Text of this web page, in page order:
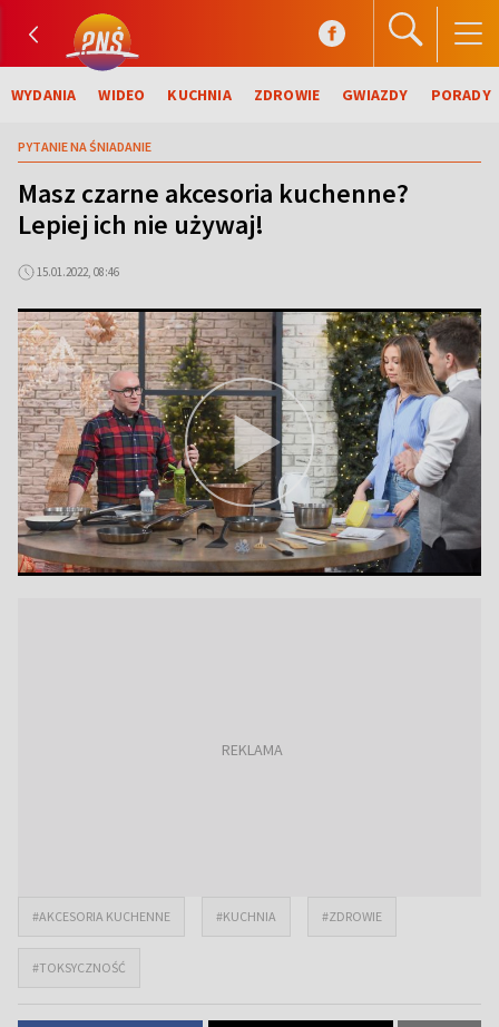
WYDANIA WIDEO KUCHNIA ZDROWIE GWIAZDY PORADY
PYTANIE NA ŚNIADANIE
Masz czarne akcesoria kuchenne?
Lepiej ich nie używaj!
15.01.2022, 08:46
#AKCESORIA KUCHENNE #KUCHNIA #ZDROWIE
#TOKSYCZNOŚĆ